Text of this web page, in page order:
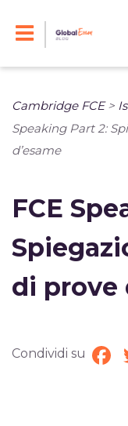
Cambridge FCE>
Speaking Part 2:
d’esame
FCE
di prove
Condividi su